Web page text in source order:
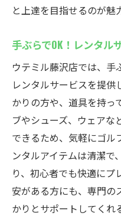
と上達を目指せるのが魅
手ぶらでOK！レンタル
ウテミル藤沢店では、手
レンタルサービスを提供
かりの方や、道具を持っ
ブやシューズ、ウェアな
できるため、気軽にゴル
ンタルアイテムは清潔で
り、初心者でも快適にプ
安がある方にも、専門の
かりとサポートしてくれ